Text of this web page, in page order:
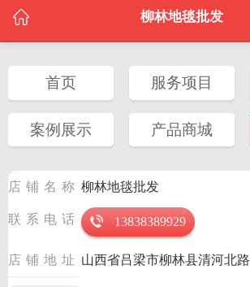
柳林地毯批发
首页 服务项目
案例展示 产品商城
店铺名称 柳林地毯批发
联系电话 13838389929
店铺地址 山西省吕梁市柳林县清河北路